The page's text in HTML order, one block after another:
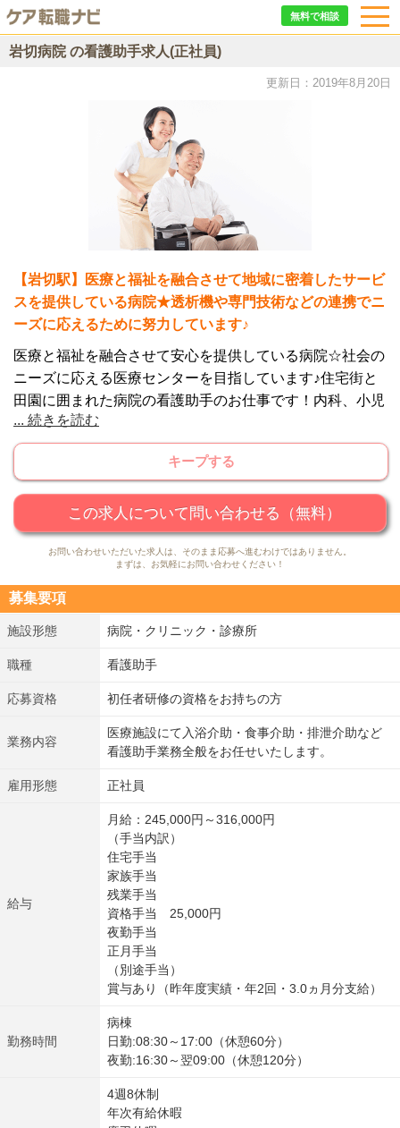
無料で相談
岩切病院 の看護助手求人(正社員)
更新日：2019年8月20日
【岩切駅】医療と福祉を融合させて地域に密着したサービ
スを提供している病院★透析機や専門技術などの連携でニ
ーズに応えるために努力しています♪
医療と福祉を融合させて安心を提供している病院☆社会の
ニーズに応える医療センターを目指しています♪住宅街と
田園に囲まれた病院の看護助手のお仕事です！内科、小児
科、リハビリテーション科を中心とした医療を提供してい
ます。特色として、51台の透析機が配備されており、現在
では約130名の患者様が透析治療を受けられております。
語聴覚士さらに物理療法・マッサージからなり、それぞれ
の専門技術者が協力し、患者様が自宅で暮らすことを目指
してアプローチしています。
... 続きを読む
キープする
この求人について問い合わせる（無料）
お問い合わせいただいた求人は、そのまま応募へ進むわけではありません。
まずは、お気軽にお問い合わせください！
募集要項
施設形態 病院・クリニック・診療所
職種 看護助手
応募資格 初任者研修の資格をお持ちの方
業務内容
医療施設にて入浴介助・食事介助・排泄介助など
看護助手業務全般をお任せいたします。
雇用形態 正社員
給与
月給：245,000円～316,000円
（手当内訳）
住宅手当
家族手当
残業手当
資格手当 25,000円
夜勤手当
正月手当
（別途手当）
賞与あり（昨年度実績・年2回・3.0ヵ月分支給）
勤務時間
病棟
日勤:08:30～17:00（休憩60分）
夜勤:16:30～翌09:00（休憩120分）
4週8休制
年次有給休暇